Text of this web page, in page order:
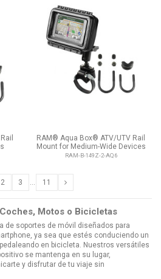
RAM® Aqua Box® ATV/UTV Rail
Mount for Medium-Wide Devices
RAM-B-149Z-2-AQ6
2 3 … 11
Motos o Bicicletas
de soportes de móvil diseñados para
ya sea que estés conduciendo un
en bicicleta. Nuestros versátiles
se mantenga en su lugar,
y disfrutar de tu viaje sin